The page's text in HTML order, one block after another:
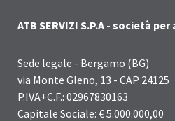
ATB SERVIZI S.P.A - società
Sede legale - Bergamo (BG)
via Monte Gleno, 13 - CAP 24125
P.IVA+C.F.: 02967830163
Capitale Sociale: € 5.000.000,00